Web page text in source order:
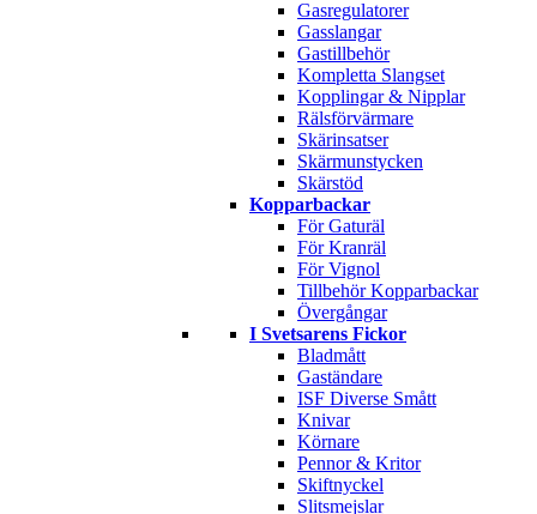
Gasregulatorer
Gasslangar
Gastillbehör
Kompletta Slangset
Kopplingar & Nipplar
Rälsförvärmare
Skärinsatser
Skärmunstycken
Skärstöd
Kopparbackar
För Gaturäl
För Kranräl
För Vignol
Tillbehör Kopparbackar
Övergångar
I Svetsarens Fickor
Bladmått
Gaständare
ISF Diverse Smått
Knivar
Körnare
Pennor & Kritor
Skiftnyckel
Slitsmejslar